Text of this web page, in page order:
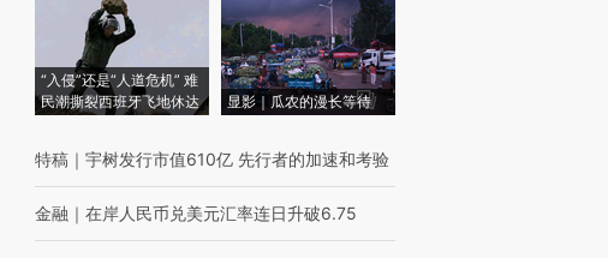
“入侵”还是“人道危机” 难
民潮撕裂西班牙飞地休达
显影｜瓜农的漫长等待
特稿 ｜ 宇树发行市值610亿 先行者的加速和考验
金融 ｜ 在岸人民币兑美元汇率连日升破6.75